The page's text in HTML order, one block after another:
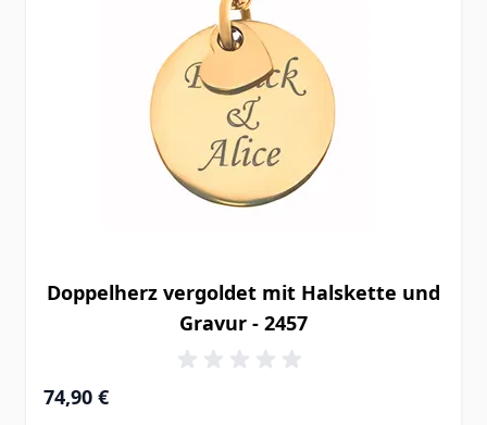
Doppelherz vergoldet mit Halskette und
Gravur - 2457
74,90 €